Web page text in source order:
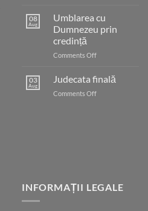
08
Aug
Umblarea cu
Dumnezeu prin
credință
Comments Offon
cu
03
Aug
Judecata finală
Comments Offon
INFORMAȚII LEGALE